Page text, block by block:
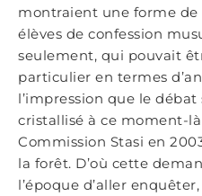
montraient une forme
élèves de confession
seulement, qui pouvait
particulier en termes
l’impression que le débat
cristallisé à ce moment-
Commission Stasi en
la forêt. D’où cette
l’époque d’aller